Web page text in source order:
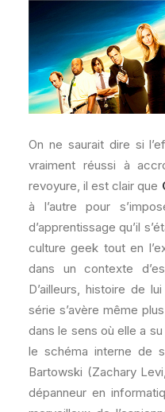
On ne saurait dire si
vraiment réussi à
revoyure, il est clair que
à l’autre pour
d’apprentissage qu’il
culture geek tout en
dans un contexte
D’ailleurs, histoire de
série s’avère même
dans le sens où elle a
le schéma interne de
Bartowski (Zachary
dépanneur en